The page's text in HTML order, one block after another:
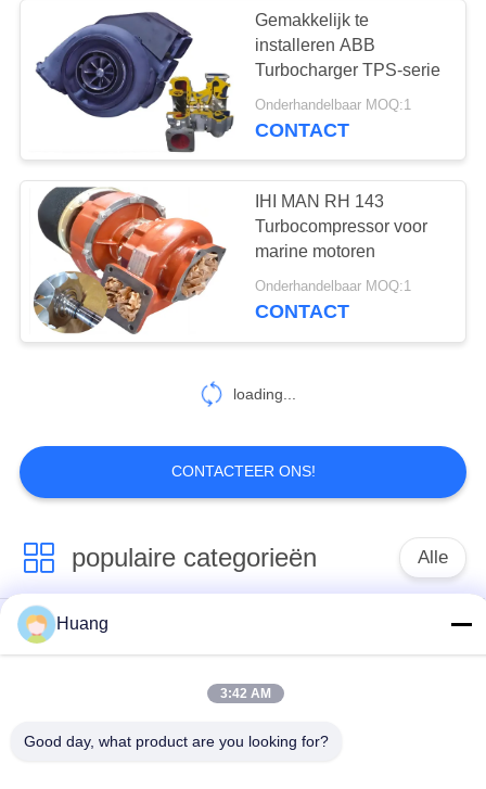
Gemakkelijk te
installeren ABB
Turbocharger TPS-serie
Onderhandelbaar MOQ:1
CONTACT
IHI MAN RH 143
Turbocompressor voor
marine motoren
Onderhandelbaar MOQ:1
CONTACT
loading...
CONTACTEER ONS!
populaire categorieën Alle
Marine Turbocharger
Parts
Turbocompressor
IHI-
ONTMOETE
Huang
3:42 AM
Good day, what product are you looking for?